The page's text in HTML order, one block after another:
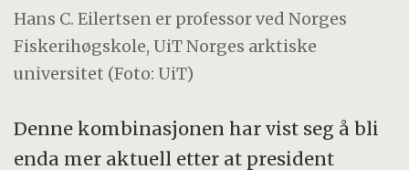
Hans C. Eilertsen er professor ved Norges
Fiskerihøgskole, UiT Norges arktiske
universitet (Foto: UiT)
Denne kombinasjonen har vist seg å bli
enda mer aktuell etter at president